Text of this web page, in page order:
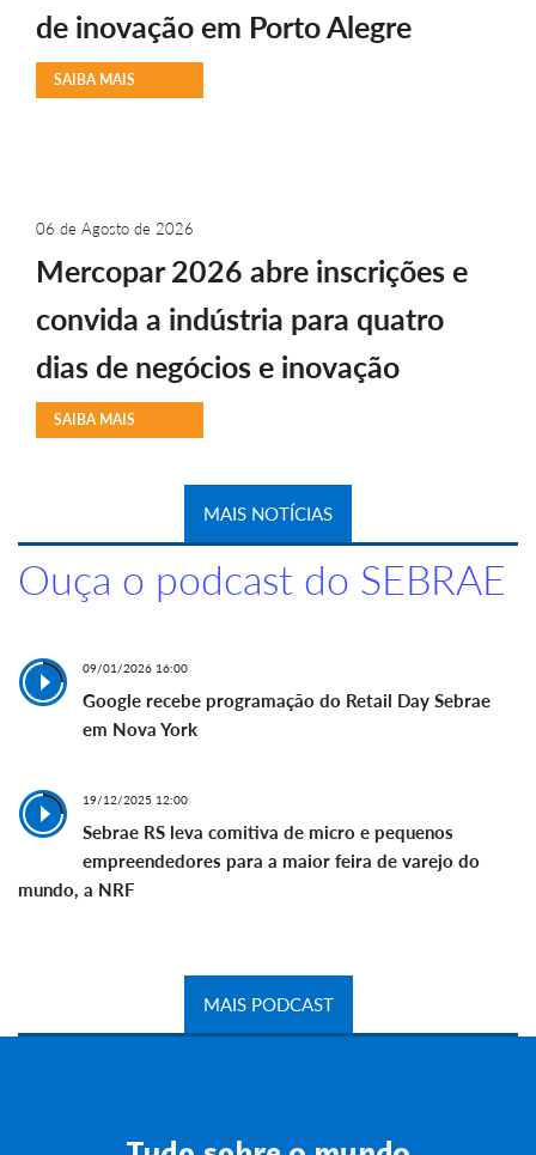
de inovação em Porto Alegre
SAIBA MAIS
06 de Agosto de 2026
Mercopar 2026 abre inscrições e
convida a indústria para quatro
dias de negócios e inovação
SAIBA MAIS
MAIS NOTÍCIAS
Ouça o podcast do SEBRAE
09/01/2026 16:00
Google recebe programação do Retail Day Sebrae
em Nova York
19/12/2025 12:00
Sebrae RS leva comitiva de micro e pequenos
empreendedores para a maior feira de varejo do
mundo, a NRF
MAIS PODCAST